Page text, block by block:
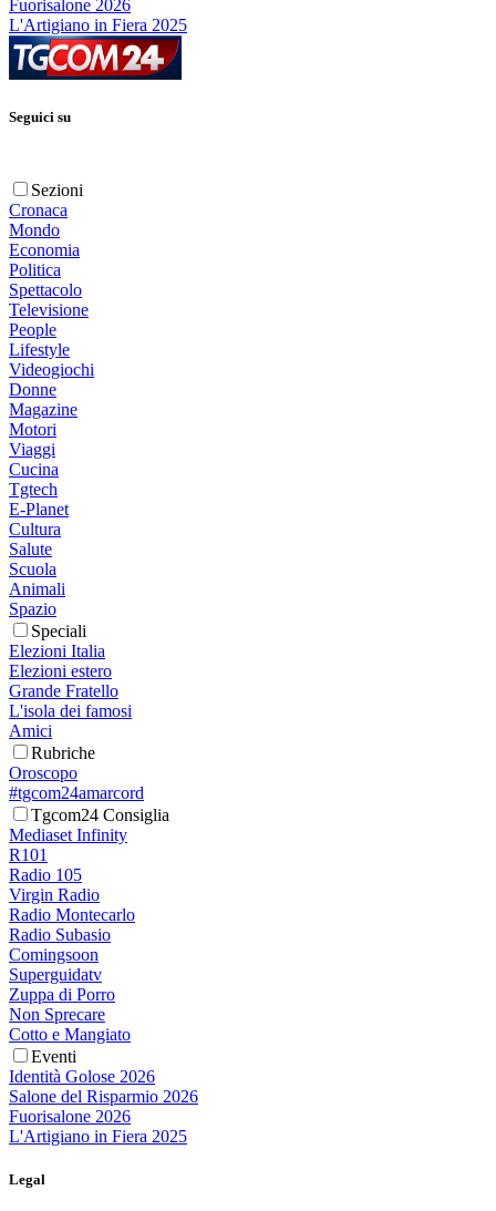
Fuorisalone 2026
L'Artigiano in Fiera 2025
Seguici su
Sezioni
Cronaca
Mondo
Economia
Politica
Spettacolo
Televisione
People
Lifestyle
Videogiochi
Donne
Magazine
Motori
Viaggi
Cucina
Tgtech
E-Planet
Cultura
Salute
Scuola
Animali
Spazio
Speciali
Elezioni Italia
Elezioni estero
Grande Fratello
L'isola dei famosi
Amici
Rubriche
Oroscopo
#tgcom24amarcord
Tgcom24 Consiglia
Mediaset Infinity
R101
Radio 105
Virgin Radio
Radio Montecarlo
Radio Subasio
Comingsoon
Superguidatv
Zuppa di Porro
Non Sprecare
Cotto e Mangiato
Eventi
Identità Golose 2026
Salone del Risparmio 2026
Fuorisalone 2026
L'Artigiano in Fiera 2025
Legal